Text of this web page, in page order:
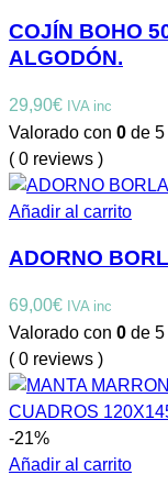
COJÍN BOHO
ALGODÓN.
29,90€ IVA inc
Valorado con 0 de 5
( 0 reviews )
Añadir al carrito
ADORNO
69,00€ IVA inc
Valorado con 0 de 5
( 0 reviews )
-21%
Añadir al carrito